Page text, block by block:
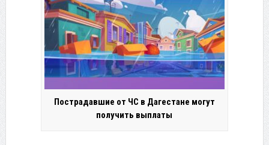
Пострадавшие от ЧС в Дагестане могут
получить выплаты